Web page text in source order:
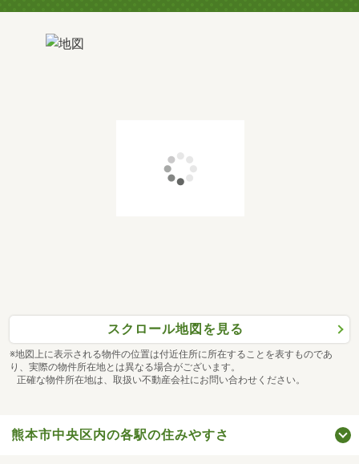
スクロール地図を見る
※地図上に表示される物件の位置は付近住所に所在することを表すものであ
り、実際の物件所在地とは異なる場合がございます。
正確な物件所在地は、取扱い不動産会社にお問い合わせください。
熊本市中央区内の各駅の住みやすさ